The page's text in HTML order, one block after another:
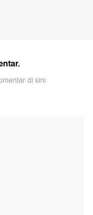
di sini